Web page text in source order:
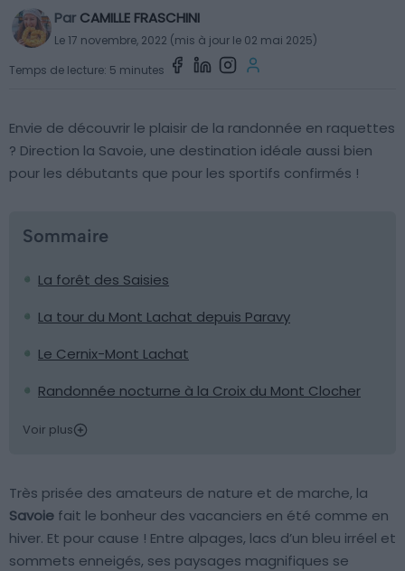
Par CAMILLE FRASCHINI
Le 17 novembre, 2022 (mis à jour le 02 mai 2025)
Temps de lecture: 5 minutes
Envie de découvrir le plaisir de la randonnée en raquettes
? Direction la Savoie, une destination idéale aussi bien
pour les débutants que pour les sportifs confirmés !
Sommaire
La forêt des Saisies
La tour du Mont Lachat depuis Paravy
Le Cernix-Mont Lachat
Randonnée nocturne à la Croix du Mont Clocher
Voir plus
Très prisée des amateurs de nature et de marche, la
Savoie fait le bonheur des vacanciers en été comme en
hiver. Et pour cause ! Entre alpages, lacs d’un bleu irréel et
sommets enneigés, ses paysages magnifiques se